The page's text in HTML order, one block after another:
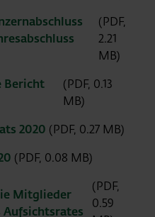
(PDF,
2.21
MB)
Bericht
(PDF, 0.13
MB)
2020 (PDF, 0.27 MB)
(PDF, 0.08 MB)
Mitglieder
Aufsichtsrates
(PDF,
0.59